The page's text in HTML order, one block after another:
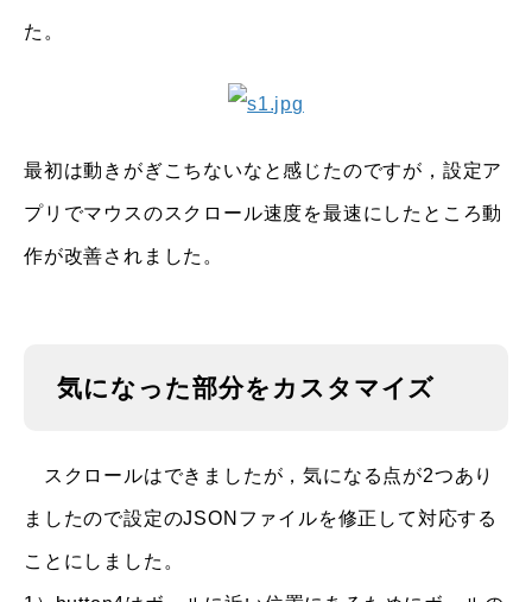
た。
最初は動きがぎこちないなと感じたのですが，設定ア
プリでマウスのスクロール速度を最速にしたところ動
作が改善されました。
気になった部分をカスタマイズ
スクロールはできましたが，気になる点が2つあり
ましたので設定のJSONファイルを修正して対応する
ことにしました。